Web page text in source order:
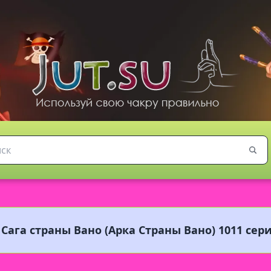
страны Вано (Арка Страны Вано) 1011